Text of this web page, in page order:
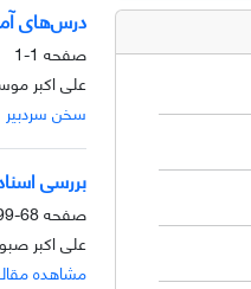
درس‌های
صفحه 1-1
علی اکبر
سخن سردبیر
بررسی اسناد
صفحه68-99
علی اکبر
مشاهده